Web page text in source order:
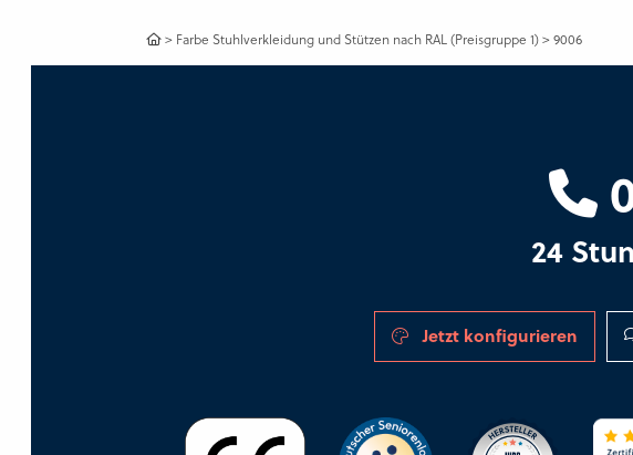
> Farbe Stuhlverkleidung und Stützen nach RAL (Preisgruppe 1)>9006
24
Jetzt konfigurieren